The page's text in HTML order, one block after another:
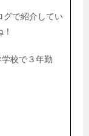
グで紹介してい
校で３年勤